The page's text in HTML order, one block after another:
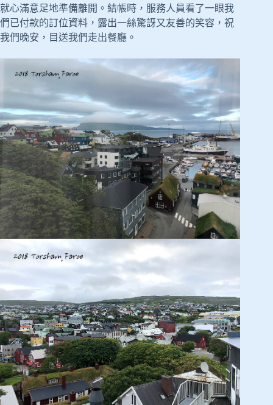
就心滿意足地準備離開。結帳時，服務人員看了一眼我
們已付款的訂位資料，露出一絲驚訝又友善的笑容，祝
我們晚安，目送我們走出餐廳。